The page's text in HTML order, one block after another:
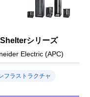
シリーズ
Electric (APC)
フラストラクチャ